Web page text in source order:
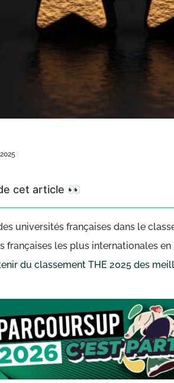
cet article 👀
universités françaises dans le
françaises les plus internationales en
du classement THE 2025 des